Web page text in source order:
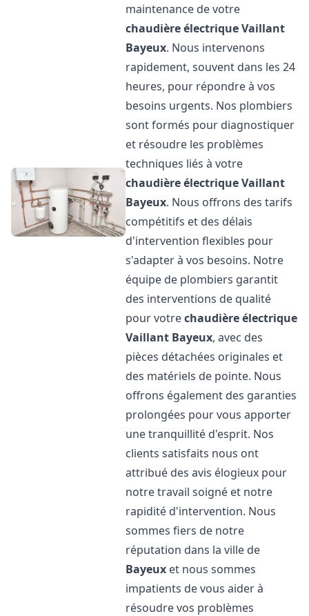
maintenance de votre
chaudière électrique Vaillant
Bayeux. Nous intervenons
rapidement, souvent dans les 24
heures, pour répondre à vos
besoins urgents. Nos plombiers
sont formés pour diagnostiquer
et résoudre les problèmes
techniques liés à votre
chaudière électrique Vaillant
Bayeux. Nous offrons des tarifs
compétitifs et des délais
d'intervention flexibles pour
s'adapter à vos besoins. Notre
équipe de plombiers garantit
des interventions de qualité
pour votrechaudière électrique
Vaillant Bayeux, avec des
pièces détachées originales et
des matériels de pointe. Nous
offrons également des garanties
prolongées pour vous apporter
une tranquillité d'esprit. Nos
clients satisfaits nous ont
attribué des avis élogieux pour
notre travail soigné et notre
rapidité d'intervention. Nous
sommes fiers de notre
réputation dans la ville de
Bayeux et nous sommes
impatients de vous aider à
résoudre vos problèmes